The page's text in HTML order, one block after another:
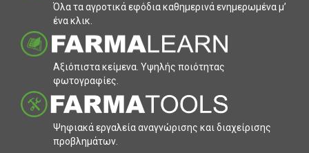
Όλα τα αγροτικά εφόδια καθηµερινά ενηµερωµένα µ’
ένα κλικ.
Αξιόπιστα κείµενα. Υψηλής ποιότητας
φωτογραφίες.
Ψηφιακά εργαλεία αναγνώρισης και διαχείρισης
προβληµάτων.